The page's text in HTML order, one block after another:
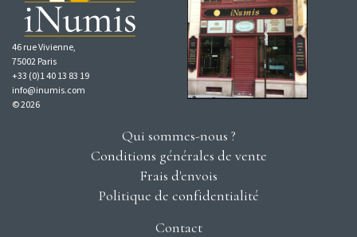
46 rue Vivienne,
75002 Paris
+33 (0)1 40 13 83 19
info@inumis.com
© 2026
Qui sommes-nous ?
Conditions générales de vente
Frais d'envois
Politique de confidentialité
Contact